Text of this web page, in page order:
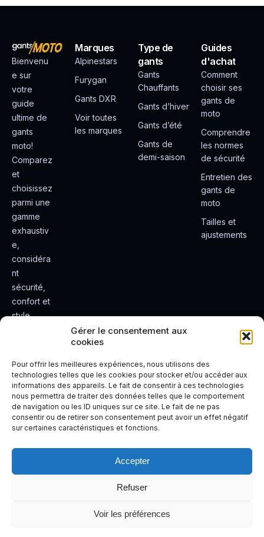
Gérer le consentement aux
cookies
Pour offrir les meilleures expériences, nous utilisons des
technologies telles que les cookies pour stocker et/ou accéder aux
informations des appareils. Le fait de consentir à ces technologies
nous permettra de traiter des données telles que le comportement
de navigation ou les ID uniques sur ce site. Le fait de ne pas
consentir ou de retirer son consentement peut avoir un effet négatif
sur certaines caractéristiques et fonctions.
Accepter
Refuser
Voir les préférences
Bienvenu
e sur
votre
guide
ultime de
gants
moto!
Comparez
et
choisissez
parmi une
gamme
exhaustiv
e,
considéra
nt
sécurité,
confort et
style.
e de
conduite
plus sûre
et plus
agréable.
Marques
Alpinestars
Furygan
Gants DXR
Voir toutes
les marques
Type de
gants
Gants
Chauffants
Gants d’hiver
Gants d’été
Gants de
demi-saison
Guides
d'achat
Comment
choisir ses
gants de
moto
Comprendre
les normes
de sécurité
Entretien des
gants de
moto
Tailles et
ajustements